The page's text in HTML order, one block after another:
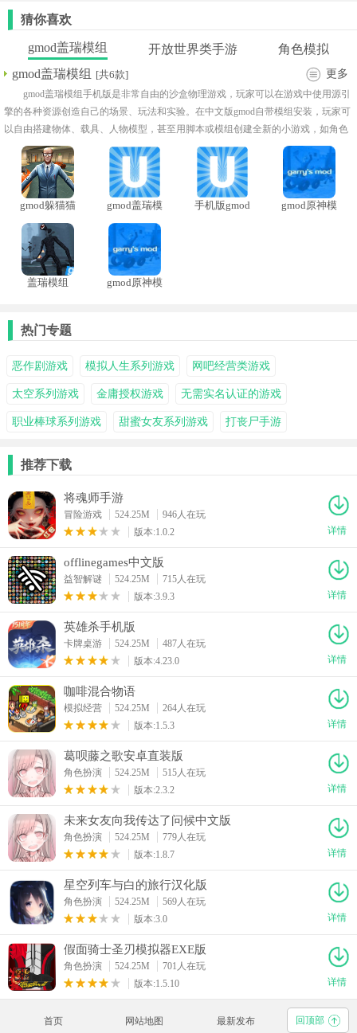
猜你喜欢
gmod盖瑞模组 开放世界类手游
角色模拟
gmod盖瑞模组 [共6款] 更多
gmod盖瑞模组手机版是非常自由的沙盒物理游戏，玩家可以在游戏中使用源引
擎的各种资源创造自己的场景、玩法和实验。在中文版gmod自带模组安装，玩家可
以自由搭建物体、载具、人物模型，甚至用脚本或模组创建全新的小游戏，如角色
扮演、恐怖冒险、射击竞技等。gmod盖瑞模组mod大全社区提供了海量的模组，玩
家几乎可以找到任何想要的玩法扩展，从武器、NPC、地图到自定义道具都应有尽
有！
gmod躲猫猫
gmod盖瑞模
手机版gmod
gmod原神模
盖瑞模组
gmod原神模
热门专题
恶作剧游戏 模拟人生系列游戏 网吧经营类游戏
太空系列游戏 金庸授权游戏 无需实名认证的游戏
职业棒球系列游戏 甜蜜女友系列游戏 打丧尸手游
推荐下载
将魂师手游
冒险游戏 524.25M
946人在玩
版本:1.0.2
详情
offlinegames中文版
益智解谜 524.25M
715人在玩
版本:3.9.3
详情
英雄杀手机版
卡牌桌游 524.25M
487人在玩
版本:4.23.0
详情
咖啡混合物语
模拟经营 524.25M
264人在玩
版本:1.5.3
详情
葛呗藤之歌安卓直装版
角色扮演 524.25M
515人在玩
版本:2.3.2
详情
未来女友向我传达了问候中文版
角色扮演 524.25M
779人在玩
版本:1.8.7
详情
星空列车与白的旅行汉化版
角色扮演 524.25M
569人在玩
版本:3.0
详情
假面骑士圣刃模拟器EXE版
角色扮演 524.25M
701人在玩
版本:1.5.10
详情
首页 网站地图 最新发布 回顶部